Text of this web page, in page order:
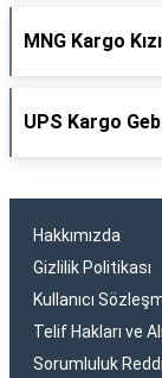
MNG Kargo
UPS Kargo
Hakkımızda
Gizlilik Politikası
Kullanıcı
Telif Hakları ve
Sorumluluk Reddi